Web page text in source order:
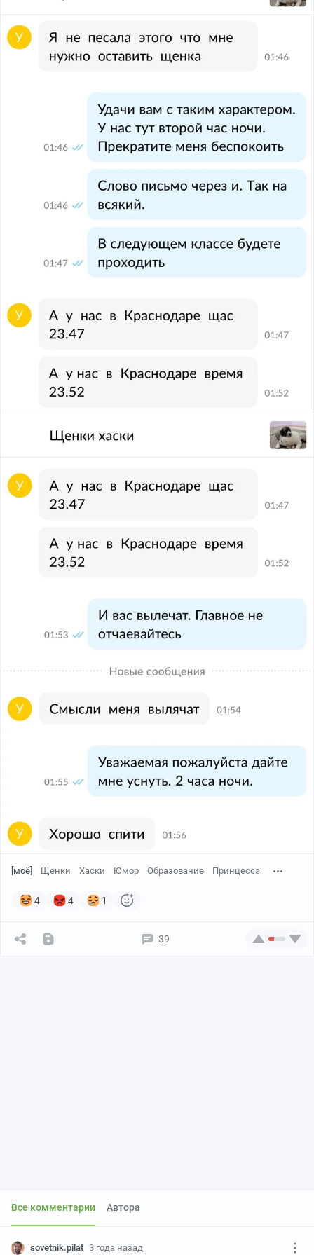
[моё] Щенки Хаски Юмор Образование Принцесса
4 4 1
39
Все комментарии Автора
sovetnik.pilat 3 года назад